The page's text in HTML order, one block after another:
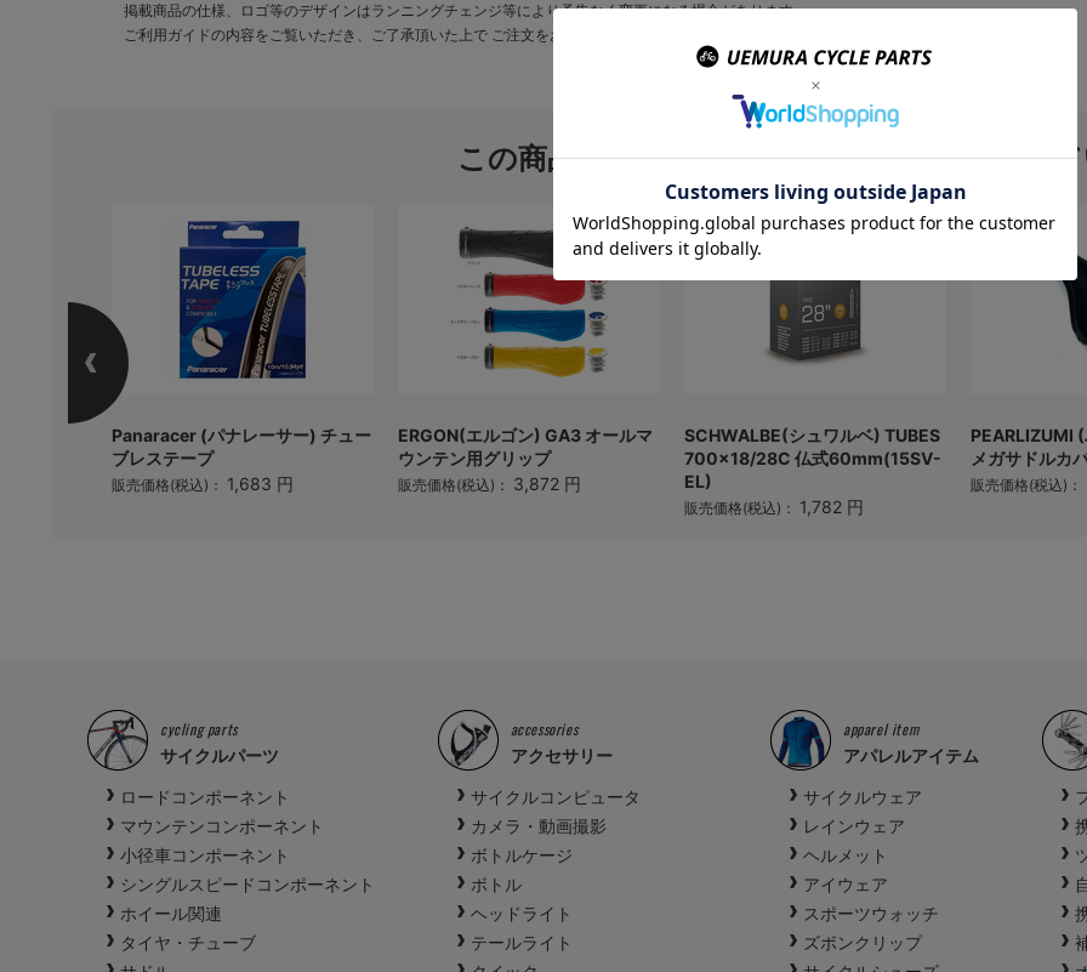
掲載商品の仕様、ロゴ等のデザインはランニングチェンジ等により予告なく変更になる場合があります。
ご利用ガイドの内容をご覧いただき、ご了承頂いた上で ご注文をお願い致します。
この商品を購入のお客様はこんな商品を買っ
Panaracer (パナレーサー) チュー
ブレステープ
販売価格(税込)： 1,683 円
ERGON(エルゴン) GA3 オールマ
ウンテン用グリップ
販売価格(税込)： 3,872 円
SCHWALBE(シュワルベ) TUBES
700×18/28C 仏式60mm(15SV-
EL)
販売価格(税込)： 1,782 円
PEARLIZUMI
メガサドルカ
販売価格(税込)：
cycling parts
サイクルパーツ
ロードコンポーネント
マウンテンコンポーネント
小径車コンポーネント
シングルスピードコンポーネント
ホイール関連
タイヤ・チューブ
accessories
アクセサリー
サイクルコンピュータ
カメラ・動画撮影
ボトルケージ
ボトル
ヘッドライト
テールライト
apparel item
アパレルアイテム
サイクルウェア
レインウェア
ヘルメット
アイウェア
スポーツウォッチ
ズボンクリップ